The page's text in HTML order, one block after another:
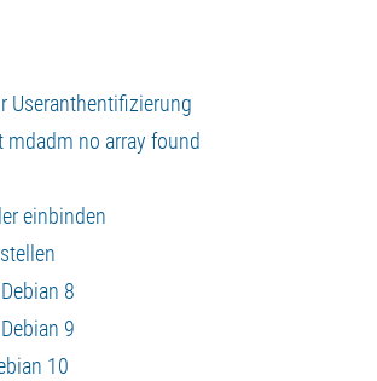
Useranthentifizierung
no array found
einbinden
8
9
10